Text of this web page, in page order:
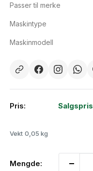
Passer til merke
Maskintype
Maskinmodell
Pris: Salgspris
Vekt 0,05 kg
Mengde: